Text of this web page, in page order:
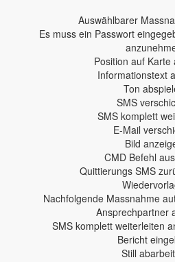
Auswählbarer
Es muss ein Passwort
Position auf Karte
Informationstext
Ton
SMS
SMS komplett
E-Mail
Bild
CMD Befehl
Quittierungs SMS
Nachfolgende Massnahme
Ansprechpartner
SMS komplett weiterleiten
Bericht
Still